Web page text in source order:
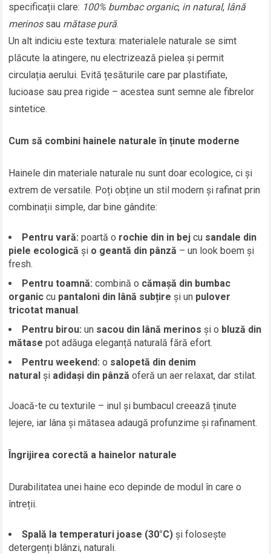
specificații clare: 100% bumbac organic, in natural, lână
merinossau mătase pură.
Un alt indiciu este textura: materialele naturale se simt
plăcute la atingere, nu electrizează pielea și permit
circulația aerului. Evită țesăturile care par plastifiate,
lucioase sau prea rigide – acestea sunt semne ale fibrelor
sintetice.
Cum să combini hainele naturale în ținute moderne
Hainele din materiale naturale nu sunt doar ecologice, ci și
extrem de versatile. Poți obține un stil modern și rafinat prin
combinații simple, dar bine gândite:
Pentru vară: poartă o rochie din in bej cu sandale din
piele ecologică și o geantă din pânză – un look boem și
fresh.
Pentru toamnă: combină o cămașă din bumbac
organic cu pantaloni din lână subțire și un pulover
tricotat manual.
Pentru birou: un sacou din lână merinos și o bluză din
mătase pot adăuga eleganță naturală fără efort.
Pentru weekend: o salopetă din denim
natural și adidași din pânză oferă un aer relaxat, dar stilat.
Joacă-te cu texturile – inul și bumbacul creează ținute
lejere, iar lâna și mătasea adaugă profunzime și rafinament.
Îngrijirea corectă a hainelor naturale
Durabilitatea unei haine eco depinde de modul în care o
întreții.
Spală la temperaturi joase (30°C) și folosește
detergenți blânzi, naturali.